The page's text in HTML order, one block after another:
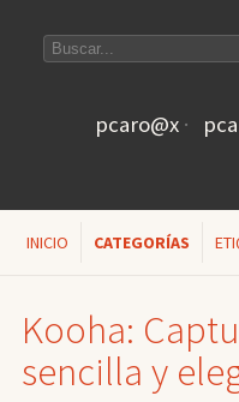
pcaro@x
INICIO CATEGORÍAS
Kooha:
sencilla y